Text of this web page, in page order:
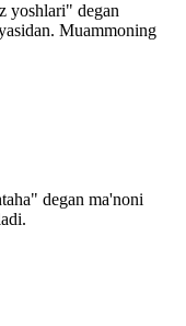
yoshlari" degan
Muammoning
degan ma'noni